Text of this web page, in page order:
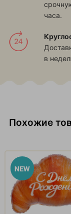
часа.
в
Похожие